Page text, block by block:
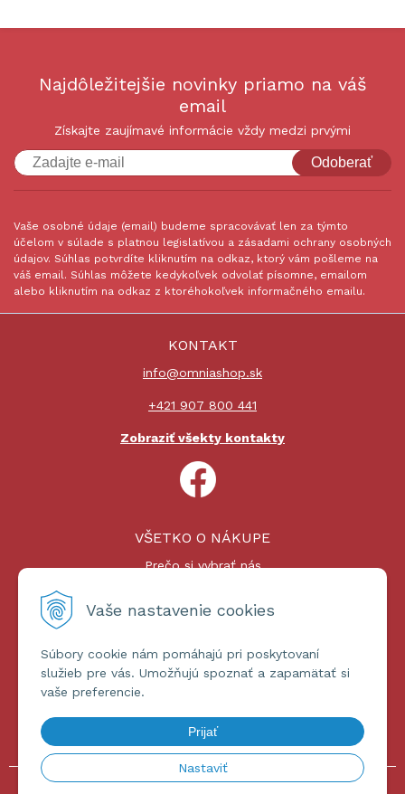
Vaše nastavenie cookies
Súbory cookie nám pomáhajú pri poskytovaní
služieb pre vás. Umožňujú spoznať a zapamätať si
vaše preferencie.
Prijať
Nastaviť
Najdôležitejšie novinky priamo na váš
email
Získajte zaujímavé informácie vždy medzi prvými
Odoberať
Vaše osobné údaje (email) budeme spracovávať len za týmto
účelom v súlade s platnou legislatívou a zásadami ochrany osobných
údajov. Súhlas potvrdíte kliknutím na odkaz, ktorý vám pošleme na
váš email. Súhlas môžete kedykoľvek odvolať písomne, emailom
alebo kliknutím na odkaz z ktoréhokoľvek informačného emailu.
KONTAKT
info@omniashop.sk
+421 907 800 441
Zobraziť všekty kontakty
VŠETKO O NÁKUPE
Prečo si vybrať nás
Platby a doprava
ĎALŠIE INFORMÁCIE
Obchodné podmienky
Ochrana osobných údajov
© 2026 omniashop.sk •tvorba eshopu cez UNIobchod,webhosting